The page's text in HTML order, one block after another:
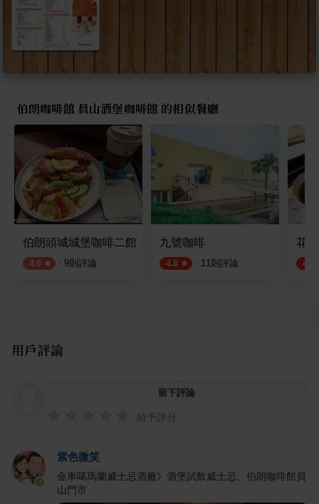
伯朗咖啡館 員山酒堡咖啡館 的相似餐廳
伯朗頭城城堡咖啡二館
4.0 · 9則評論
九號咖啡
4.8 · 11則評論
花
4.8
用戶評論
留下評論
給予評分
紫色微笑
金車噶瑪蘭威士忌酒廠》酒堡試飲威士忌、伯朗咖啡館員
山門市